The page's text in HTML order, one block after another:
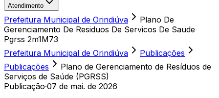
Atendimento
Prefeitura Municipal de Orindiúva
Plano De
Gerenciamento De Residuos De Servicos De Saude
Pgrss 2m1M73
Prefeitura Municipal de Orindiúva
Publicações
Publicações
Plano de Gerenciamento de Resíduos de
Serviços de Saúde (PGRSS)
Publicação·07 de mai. de 2026